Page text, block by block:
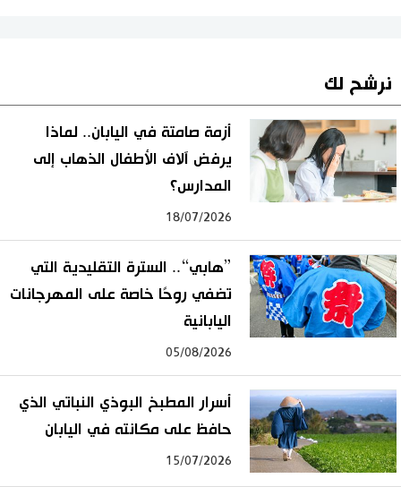
نرشح لك
أزمة صامتة في اليابان.. لماذا
يرفض آلاف الأطفال الذهاب إلى
المدارس؟
18/07/2026
”هابي“.. السترة التقليدية التي
تضفي روحًا خاصة على المهرجانات
اليابانية
05/08/2026
أسرار المطبخ البوذي النباتي الذي
حافظ على مكانته في اليابان
15/07/2026